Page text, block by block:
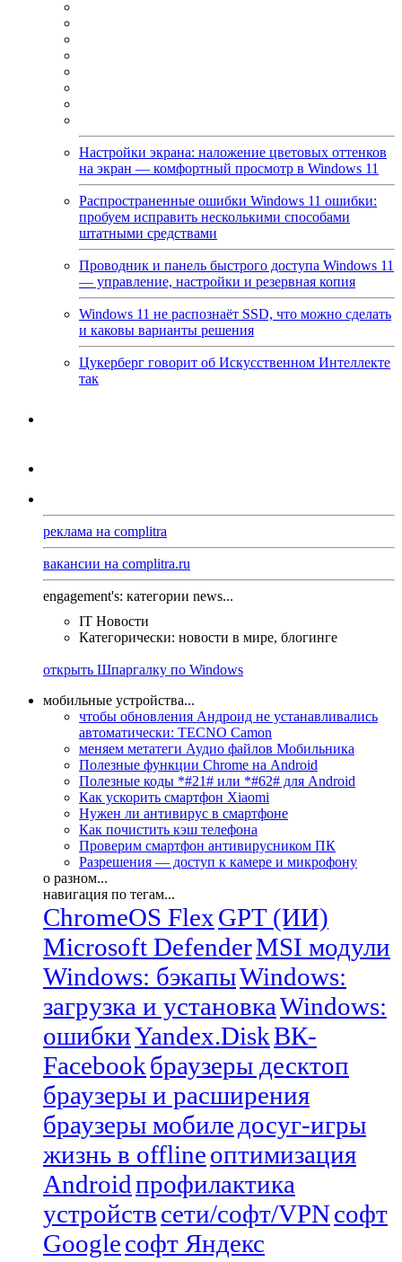
Настройки экрана: наложение цветовых оттенков
на экран — комфортный просмотр в Windows 11
Распространенные ошибки Windows 11 ошибки:
пробуем исправить несколькими способами
штатными средствами
Проводник и панель быстрого доступа Windows 11
— управление, настройки и резервная копия
Windows 11 не распознаёт SSD, что можно сделать
и каковы варианты решения
Цукерберг говорит об Искусственном Интеллекте
так
реклама на complitra
вакансии на complitra.ru
engagement's: категории news...
IT Новости
Категорически: новости в мире, блогинге
открыть Шпаргалку по Windows
мобильные устройства...
чтобы обновления Андроид не устанавливались
автоматически: TECNO Camon
меняем метатеги Аудио файлов Мобильника
Полезные функции Chrome на Android
Полезные коды *#21# или *#62# для Android
Как ускорить смартфон Xiaomi
Нужен ли антивирус в смартфоне
Как почистить кэш телефона
Проверим смартфон антивирусником ПК
Разрешения — доступ к камере и микрофону
о разном...
навигация по тегам...
ChromeOS FlexGPT (ИИ)
Microsoft DefenderMSI модули
Windows: бэкапыWindows:
загрузка и установкаWindows:
ошибкиYandex.DiskВК-
Facebookбраузеры десктоп
браузеры и расширения
браузеры мобиле досуг-игры
жизнь в offlineоптимизация
Androidпрофилактика
устройствсети/софт/VPNсофт
Googleсофт Яндекс